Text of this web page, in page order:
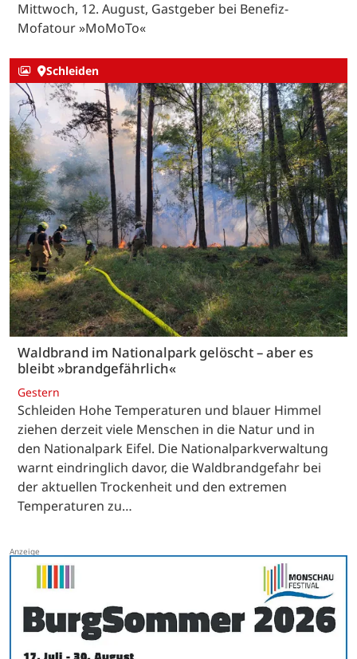
Mittwoch, 12. August, Gastgeber bei Benefiz-
Mofatour »MoMoTo«
Schleiden
Waldbrand im Nationalpark gelöscht – aber es
bleibt »brandgefährlich«
Gestern
Schleiden Hohe Temperaturen und blauer Himmel
ziehen derzeit viele Menschen in die Natur und in
den Nationalpark Eifel. Die Nationalparkverwaltung
warnt eindringlich davor, die Waldbrandgefahr bei
der aktuellen Trockenheit und den extremen
Temperaturen zu…